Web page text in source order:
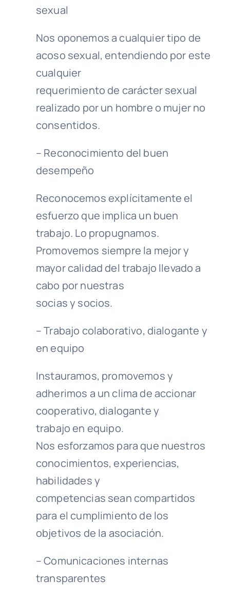
sexual
Nos oponemos a cualquier tipo de
acoso sexual, entendiendo por este
cualquier
requerimiento de carácter sexual
realizado por un hombre o mujer no
consentidos.
– Reconocimiento del buen
desempeño
Reconocemos explícitamente el
esfuerzo que implica un buen
trabajo. Lo propugnamos.
Promovemos siempre la mejor y
mayor calidad del trabajo llevado a
cabo por nuestras
socias y socios.
– Trabajo colaborativo, dialogante y
en equipo
Instauramos, promovemos y
adherimos a un clima de accionar
cooperativo, dialogante y
trabajo en equipo.
Nos esforzamos para que nuestros
conocimientos, experiencias,
habilidades y
competencias sean compartidos
para el cumplimiento de los
objetivos de la asociación.
– Comunicaciones internas
transparentes